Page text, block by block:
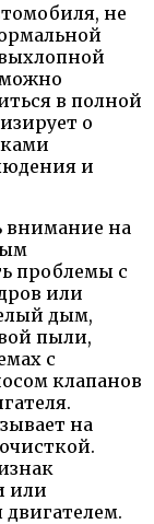
не
выхлопной
в полной
о
и
внимание на
проблемы с
или
дым,
пыли,
с
клапанов
на
или